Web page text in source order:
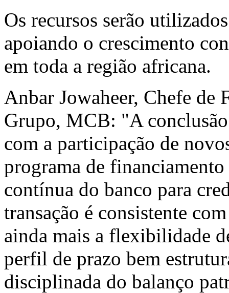
Os recursos serão
apoiando o crescimento
em toda a região africana.
Anbar Jowaheer, Chefe de
Grupo, MCB: "A
com a participação de
programa de
contínua do banco para
transação é consistente
ainda mais a flexibilidade
perfil de prazo bem
disciplinada do balanço